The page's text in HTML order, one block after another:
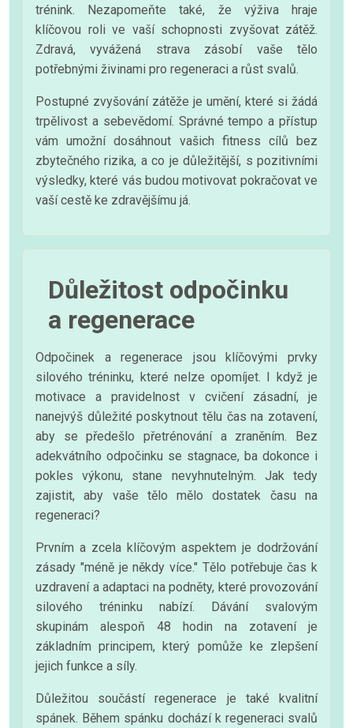
trénink. Nezapomeňte také, že výživa hraje
klíčovou roli ve vaší schopnosti zvyšovat zátěž.
Zdravá, vyvážená strava zásobí vaše tělo
potřebnými živinami pro regeneraci a růst svalů.
Postupné zvyšování zátěže je umění, které si žádá
trpělivost a sebevědomí. Správné tempo a přístup
vám umožní dosáhnout vašich fitness cílů bez
zbytečného rizika, a co je důležitější, s pozitivními
výsledky, které vás budou motivovat pokračovat ve
vaší cestě ke zdravějšímu já.
Důležitost odpočinku
a regenerace
Odpočinek a regenerace jsou klíčovými prvky
silového tréninku, které nelze opomíjet. I když je
motivace a pravidelnost v cvičení zásadní, je
nanejvýš důležité poskytnout tělu čas na zotavení,
aby se předešlo přetrénování a zraněním. Bez
adekvátního odpočinku se stagnace, ba dokonce i
pokles výkonu, stane nevyhnutelným. Jak tedy
zajistit, aby vaše tělo mělo dostatek času na
regeneraci?
Prvním a zcela klíčovým aspektem je dodržování
zásady "méně je někdy více." Tělo potřebuje čas k
uzdravení a adaptaci na podněty, které provozování
silového tréninku nabízí. Dávání svalovým
skupinám alespoň 48 hodin na zotavení je
základním principem, který pomůže ke zlepšení
jejich funkce a síly.
Důležitou součástí regenerace je také kvalitní
spánek. Během spánku dochází k regeneraci svalů